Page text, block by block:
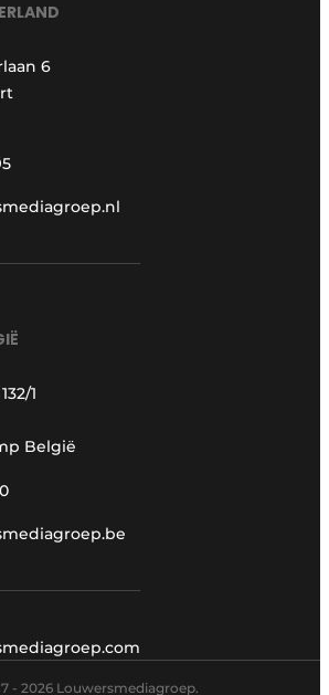
6
1
België
- 2026 Louwersmediagroep.